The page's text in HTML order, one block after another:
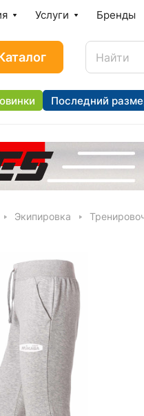
Услуги Бренды
Последний
Экипировка